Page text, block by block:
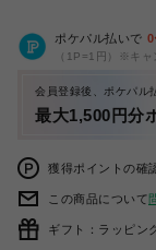
ポケパル払いで 0
（1P=1円）※キャ
会員登録後、ポケパル
最大1,500円分
獲得ポイントの確
この商品について
ギフト：ラッピン